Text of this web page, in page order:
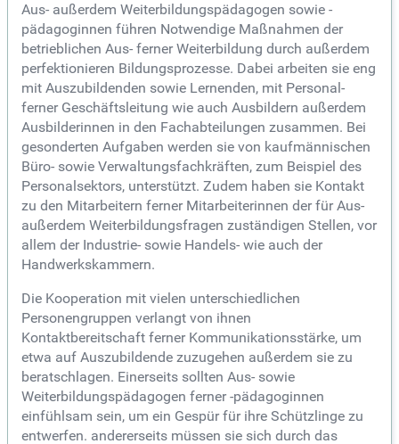
Aus- außerdem Weiterbildungspädagogen sowie -
pädagoginnen führen Notwendige Maßnahmen der
betrieblichen Aus- ferner Weiterbildung durch außerdem
perfektionieren Bildungsprozesse. Dabei arbeiten sie eng
mit Auszubildenden sowie Lernenden, mit Personal-
ferner Geschäftsleitung wie auch Ausbildern außerdem
Ausbilderinnen in den Fachabteilungen zusammen. Bei
gesonderten Aufgaben werden sie von kaufmännischen
Büro- sowie Verwaltungsfachkräften, zum Beispiel des
Personalsektors, unterstützt. Zudem haben sie Kontakt
zu den Mitarbeitern ferner Mitarbeiterinnen der für Aus-
außerdem Weiterbildungsfragen zuständigen Stellen, vor
allem der Industrie- sowie Handels- wie auch der
Handwerkskammern.
Die Kooperation mit vielen unterschiedlichen
Personengruppen verlangt von ihnen
Kontaktbereitschaft ferner Kommunikationsstärke, um
etwa auf Auszubildende zuzugehen außerdem sie zu
beratschlagen. Einerseits sollten Aus- sowie
Weiterbildungspädagogen ferner -pädagoginnen
einfühlsam sein, um ein Gespür für ihre Schützlinge zu
entwerfen. andererseits müssen sie sich durch das